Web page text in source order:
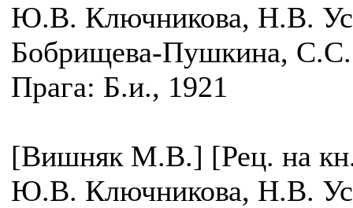
Ю.В. Ключникова, Н.В.
Бобрищева-Пушкина,
Прага: Б.и., 1921
[Вишняк М.В.] [Рец. на
Ю.В. Ключникова, Н.В.